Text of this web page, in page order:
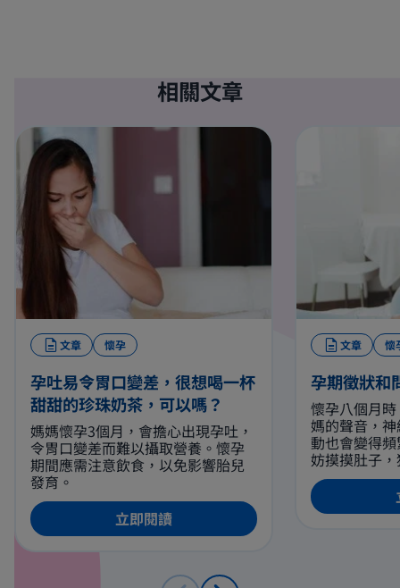
相關文章
文章 懷孕
孕吐易令胃口變差，很想喝一杯
甜甜的珍珠奶茶，可以嗎？
媽媽懷孕3個月，會擔心出現孕吐，
令胃口變差而難以攝取營養。懷孕
期間應需注意飲食，以免影響胎兒
發育。
立即閱讀
文章 懷
孕期徵狀和
懷孕八個月
媽的聲音，
動也會變得
妨摸摸肚子
享受這無可
媽需注意的
機會令腰痛